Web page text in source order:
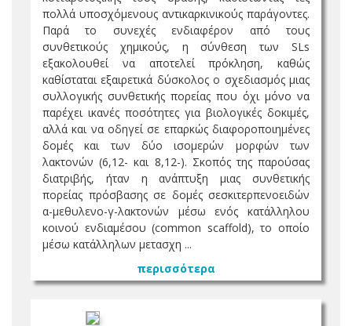
πολλά υποσχόμενους αντικαρκινικούς παράγοντες.
Παρά το συνεχές ενδιαφέρον από τους
συνθετικούς χημικούς, η σύνθεση των SLs
εξακολουθεί να αποτελεί πρόκληση, καθώς
καθίσταται εξαιρετικά δύσκολος ο σχεδιασμός μιας
συλλογικής συνθετικής πορείας που όχι μόνο να
παρέχει ικανές ποσότητες για βιολογικές δοκιμές,
αλλά και να οδηγεί σε επαρκώς διαφοροποιημένες
δομές και των δύο ισομερών μορφών των
λακτονών (6,12- και 8,12-). Σκοπός της παρούσας
διατριβής, ήταν η ανάπτυξη μιας συνθετικής
πορείας πρόσβασης σε δομές σεσκιτερπενοειδών
α-μεθυλενο-γ-λακτονών μέσω ενός κατάλληλου
κοινού ενδιαμέσου (common scaffold), το οποίο
μέσω κατάλληλων μετασχη ...
περισσότερα